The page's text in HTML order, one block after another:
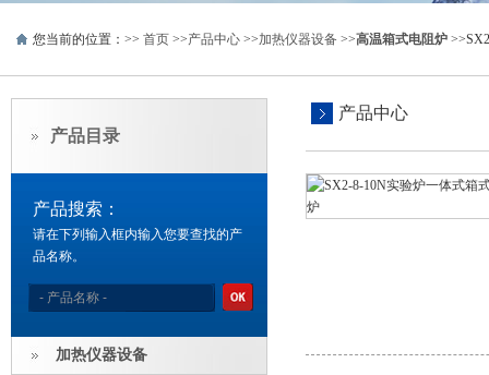
您当前的位置：>> 首页 >>产品中心 >>加热仪器设备 >>高温箱式电阻炉
产品目录
产品搜索：
请在下列输入框内输入您要查找的产
品名称。
加热仪器设备
产品中心